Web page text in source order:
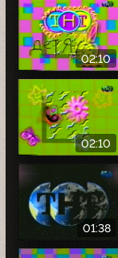
02:10
02:10
01:38